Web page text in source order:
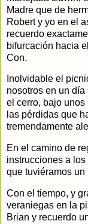
Madre que de
Robert y yo en el
recuerdo
bifurcación hacia
Con.
Inolvidable el
nosotros en un
el cerro, bajo
las pérdidas que
tremendamente
En el camino de
instrucciones a
que tuviéramos un
Con el tiempo, y
veraniegas en la
Brian y recuerdo